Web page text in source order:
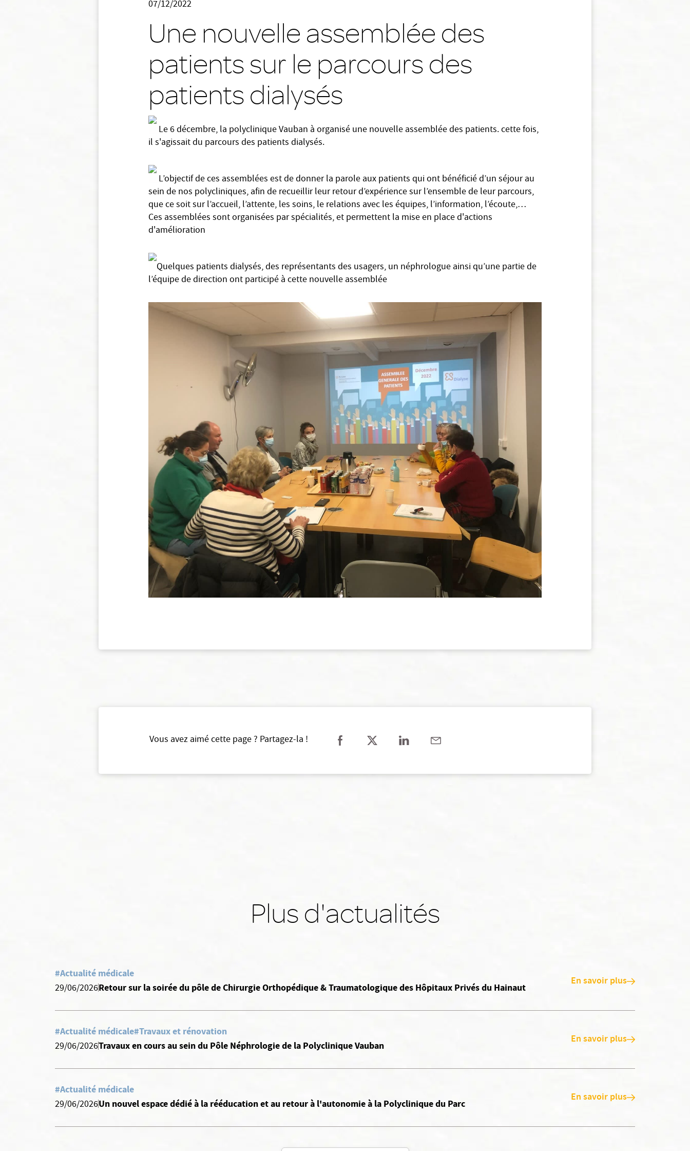
07/12/2022
Une nouvelle assemblée des
patients sur le parcours des
patients dialysés
Le 6 décembre, la polyclinique Vauban à organisé une nouvelle assemblée des patients. cette fois,
il s'agissait du parcours des patients dialysés.
L’objectif de ces assemblées est de donner la parole aux patients qui ont bénéficié d’un séjour au
sein de nos polycliniques, afin de recueillir leur retour d’expérience sur l’ensemble de leur parcours,
que ce soit sur l’accueil, l’attente, les soins, le relations avec les équipes, l’information, l’écoute,…
Ces assemblées sont organisées par spécialités, et permettent la mise en place d'actions
d'amélioration
Quelques patients dialysés, des représentants des usagers, un néphrologue ainsi qu’une partie de
l’équipe de direction ont participé à cette nouvelle assemblée
Vous avez aimé cette page ? Partagez-la !
Plus d'actualités
#Actualité médicale
29/06/2026Retour sur la soirée du pôle de Chirurgie Orthopédique & Traumatologique des Hôpitaux Privés du Hainaut En savoir plus
#Actualité médicale#Travaux et rénovation
29/06/2026Travaux en cours au sein du Pôle Néphrologie de la Polyclinique Vauban En savoir plus
#Actualité médicale
29/06/2026Un nouvel espace dédié à la rééducation et au retour à l'autonomie à la Polyclinique du Parc En savoir plus